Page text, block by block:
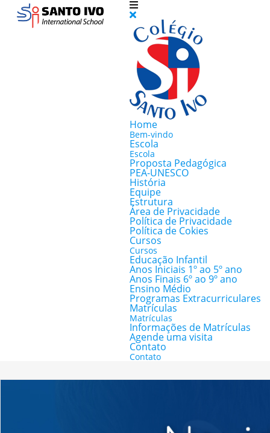
Home
Bem-vindo
Escola
Escola
Proposta Pedagógica
PEA-UNESCO
História
Equipe
Estrutura
Área de Privacidade
Política de Privacidade
Política de Cokies
Cursos
Cursos
Educação Infantil
Anos Iniciais 1º ao 5º ano
Anos Finais 6º ao 9º ano
Ensino Médio
Programas Extracurriculares
Matrículas
Matrículas
Informações de Matrículas
Agende uma visita
Contato
Contato